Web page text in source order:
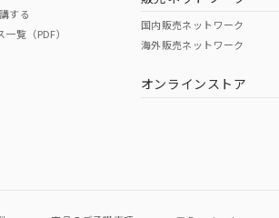
O O
する
覧（PDF）
国内販売ネットワーク
海外販売ネットワーク
オンラインストア